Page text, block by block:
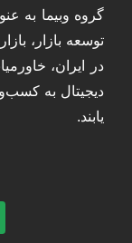
گروه وبیما به
توسعه بازار،
در ایران،
دیجیتال به
یابند.